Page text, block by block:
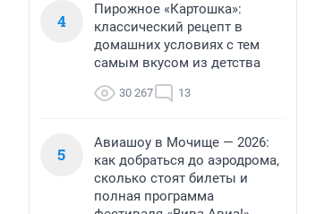
4
Пирожное «Картошка»:
классический рецепт в
домашних условиях с тем
самым вкусом из детства
30 267 13
5
Авиашоу в Мочище — 2026:
как добраться до аэродрома,
сколько стоят билеты и
полная программа